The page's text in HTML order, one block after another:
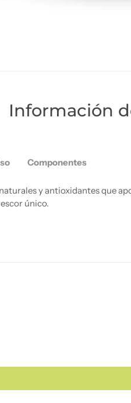
Información
Componentes
y antioxidantes que
único.